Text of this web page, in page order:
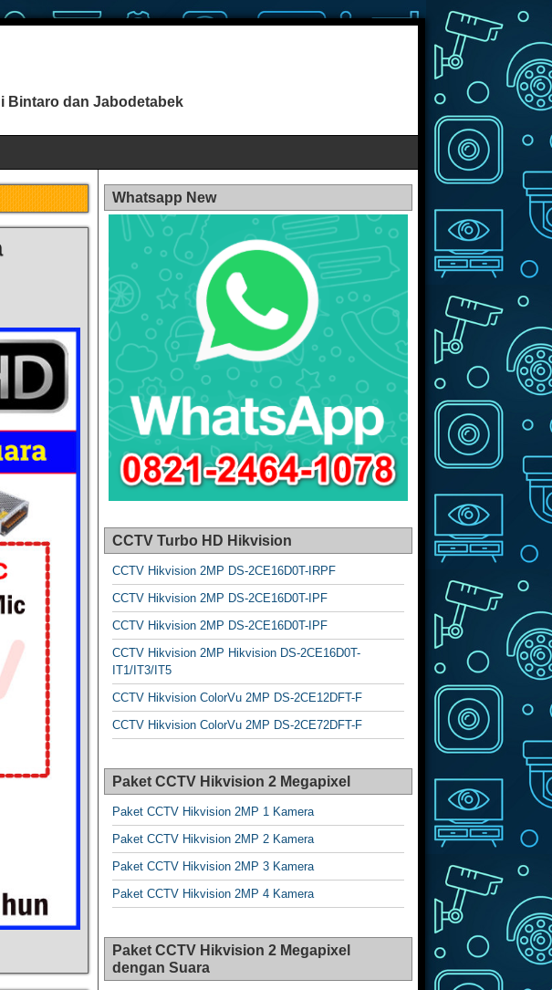
Bintaro dan Jabodetabek
Whatsapp New
CCTV Turbo HD Hikvision
CCTV Hikvision 2MP DS-2CE16D0T-IRPF
CCTV Hikvision 2MP DS-2CE16D0T-IPF
CCTV Hikvision 2MP DS-2CE16D0T-IPF
CCTV Hikvision 2MP Hikvision DS-2CE16D0T-
IT1/IT3/IT5
CCTV Hikvision ColorVu 2MP DS-2CE12DFT-F
CCTV Hikvision ColorVu 2MP DS-2CE72DFT-F
Paket CCTV Hikvision 2 Megapixel
Paket CCTV Hikvision 2MP 1 Kamera
Paket CCTV Hikvision 2MP 2 Kamera
Paket CCTV Hikvision 2MP 3 Kamera
Paket CCTV Hikvision 2MP 4 Kamera
Paket CCTV Hikvision 2 Megapixel
dengan Suara